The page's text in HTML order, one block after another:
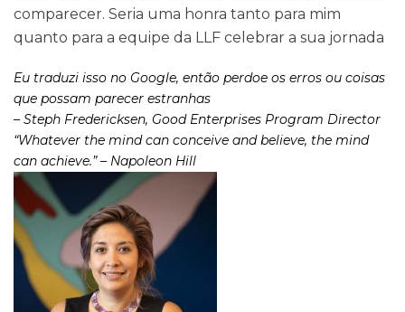
comparecer. Seria uma honra tanto para mim
quanto para a equipe da LLF celebrar a sua jornada
Eu traduzi isso no Google, então perdoe os erros ou coisas
que possam parecer estranhas
– Steph Fredericksen, Good Enterprises Program Director
“Whatever the mind can conceive and believe, the mind
can achieve.”– Napoleon Hill